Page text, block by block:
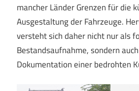
mancher Länder Grenzen für die
Ausgestaltung der Fahrzeuge.
versteht sich daher nicht nur als
Bestandsaufnahme, sondern
Dokumentation einer bedrohten